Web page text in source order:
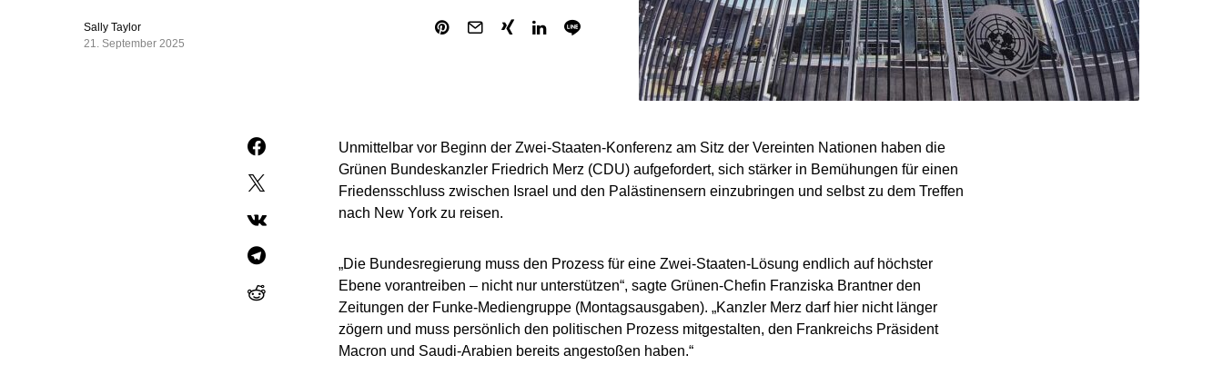
Sally Taylor
21. September 2025
Unmittelbar vor Beginn der Zwei-Staaten-Konferenz am Sitz der Vereinten Nationen haben die
Grünen Bundeskanzler Friedrich Merz (CDU) aufgefordert, sich stärker in Bemühungen für einen
Friedensschluss zwischen Israel und den Palästinensern einzubringen und selbst zu dem Treffen
nach New York zu reisen.
„Die Bundesregierung muss den Prozess für eine Zwei-Staaten-Lösung endlich auf höchster
Ebene vorantreiben – nicht nur unterstützen“, sagte Grünen-Chefin Franziska Brantner den
Zeitungen der Funke-Mediengruppe (Montagsausgaben). „Kanzler Merz darf hier nicht länger
zögern und muss persönlich den politischen Prozess mitgestalten, den Frankreichs Präsident
Macron und Saudi-Arabien bereits angestoßen haben.“